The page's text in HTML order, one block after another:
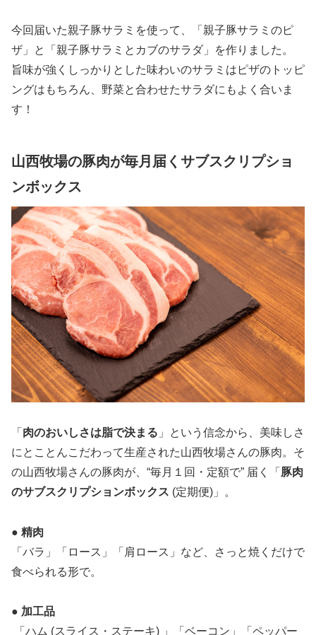
今回届いた親子豚サラミを使って、「親子豚サラミのピ
ザ」と「親子豚サラミとカブのサラダ」を作りました。
旨味が強くしっかりとした味わいのサラミはピザのトッピ
ングはもちろん、野菜と合わせたサラダにもよく合いま
す！
山西牧場の豚肉が毎月届くサブスクリプショ
ンボックス
「 肉のおいしさは脂で決まる 」という信念から、美味しさ
にとことんこだわって生産された山西牧場さんの豚肉。そ
の山西牧場さんの豚肉が、“毎月１回・定額で” 届く「 豚肉
のサブスクリプションボックス (定期便)」。
● 精肉
「バラ」「ロース」「肩ロース」など、さっと焼くだけで
食べられる形で。
● 加工品
「ハム (スライス・ステーキ) 」「ベーコン」「ペッパー